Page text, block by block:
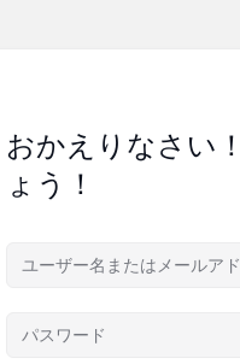
おかえりなさい
ょう！